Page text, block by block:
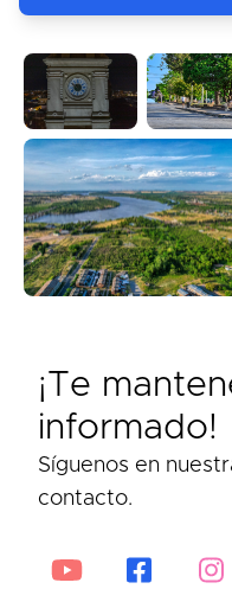
¡Te
informado!
Síguenos en
contacto.